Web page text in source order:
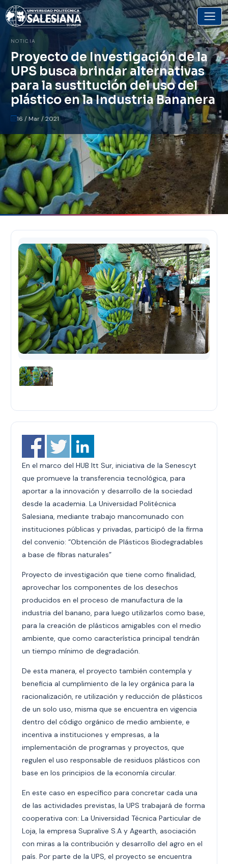
Volver a noticias
NOTICIA
Proyecto de Investigación de la
UPS busca brindar alternativas
para la sustitución del uso del
plástico en la Industria Bananera
16 / Mar / 2021
En el marco del HUB Itt Sur, iniciativa de la Senescyt
que promueve la transferencia tecnológica, para
aportar a la innovación y desarrollo de la sociedad
desde la academia. La Universidad Politécnica
Salesiana, mediante trabajo mancomunado con
instituciones públicas y privadas, participó de la firma
del convenio: “Obtención de Plásticos Biodegradables
a base de fibras naturales”
Proyecto de investigación que tiene como finalidad,
aprovechar los componentes de los desechos
producidos en el proceso de manufactura de la
industria del banano, para luego utilizarlos como base,
para la creación de plásticos amigables con el medio
ambiente, que como característica principal tendrán
un tiempo mínimo de degradación.
De esta manera, el proyecto también contempla y
beneficia al cumplimiento de la ley orgánica para la
racionalización, re utilización y reducción de plásticos
de un solo uso, misma que se encuentra en vigencia
dentro del código orgánico de medio ambiente, e
incentiva a instituciones y empresas, a la
implementación de programas y proyectos, que
regulen el uso responsable de residuos plásticos con
base en los principios de la economía circular.
En este caso en específico para concretar cada una
de las actividades previstas, la UPS trabajará de forma
cooperativa con: La Universidad Técnica Particular de
Loja, la empresa Supralive S.A y Agearth, asociación
con miras a la contribución y desarrollo del agro en el
país. Por parte de la UPS, el proyecto se encuentra